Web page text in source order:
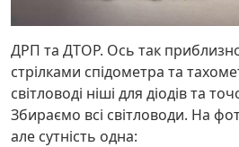
ДРП та ДТОР. Ось так
стрілками спідометра та
світловоді ніші для діодів та
Збираємо всі світловоди. На
але сутність одна: